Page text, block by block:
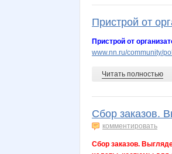
Пристрой от
Пристрой от
www.nn.ru/community/
Читать полностью
Сбор заказов.
комментировать
Сбор заказов.